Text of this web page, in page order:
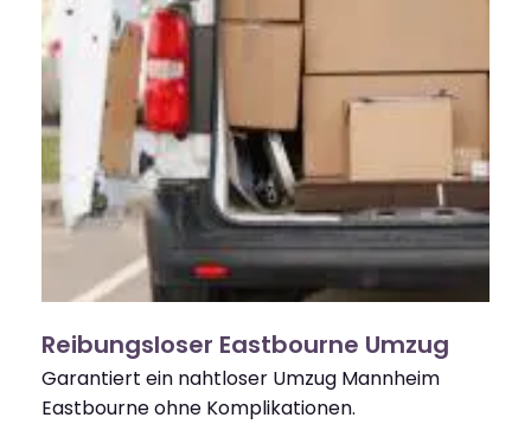
Reibungsloser Eastbourne Umzug
Garantiert ein nahtloser Umzug Mannheim
Eastbourne ohne Komplikationen.